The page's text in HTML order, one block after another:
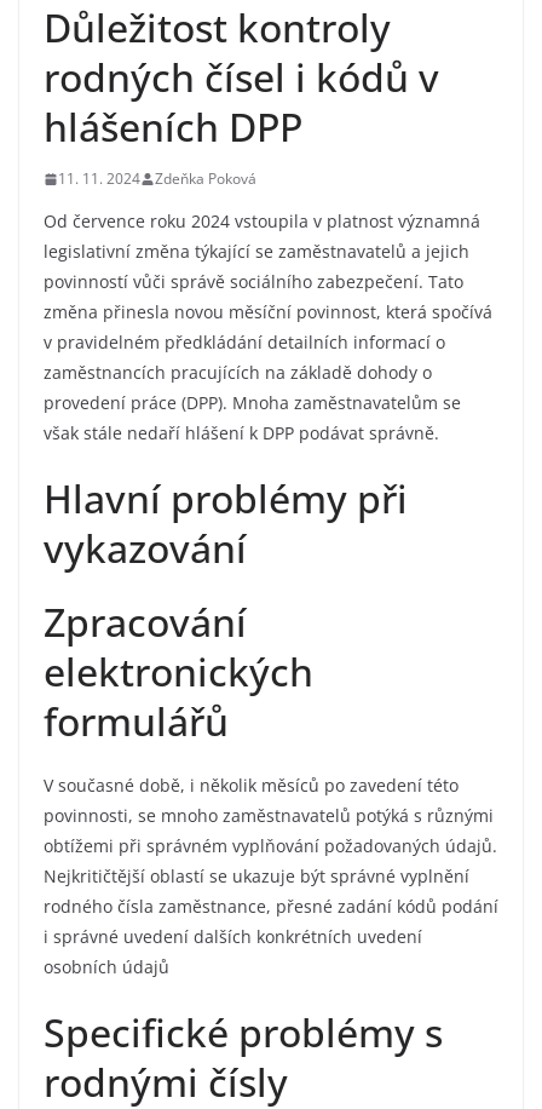
Důležitost kontroly
rodných čísel i kódů v
hlášeních DPP
11. 11. 2024 Zdeňka Poková
Od července roku 2024 vstoupila v platnost významná
legislativní změna týkající se zaměstnavatelů a jejich
povinností vůči správě sociálního zabezpečení. Tato
změna přinesla novou měsíční povinnost, která spočívá
v pravidelném předkládání detailních informací o
zaměstnancích pracujících na základě dohody o
provedení práce (DPP). Mnoha zaměstnavatelům se
však stále nedaří hlášení k DPP podávat správně.
Hlavní problémy při
vykazování
Zpracování
elektronických
formulářů
V současné době, i několik měsíců po zavedení této
povinnosti, se mnoho zaměstnavatelů potýká s různými
obtížemi při správném vyplňování požadovaných údajů.
Nejkritičtější oblastí se ukazuje být správné vyplnění
rodného čísla zaměstnance, přesné zadání kódů podání
i správné uvedení dalších konkrétních uvedení
osobních údajů
Specifické problémy s
rodnými čísly